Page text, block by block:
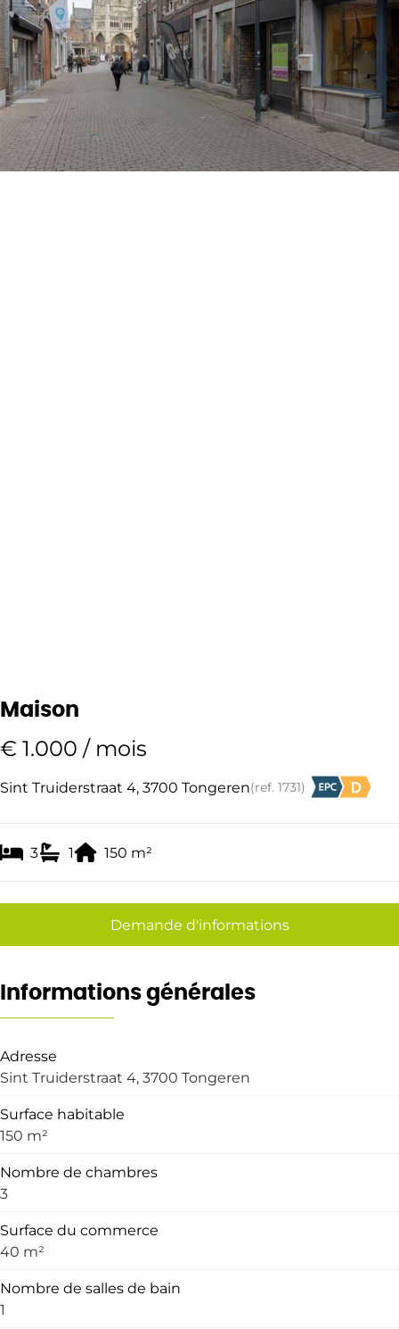
Maison
€ 1.000 / mois
Sint Truiderstraat 4, 3700 Tongeren(ref. 1731)
3 1 150 m²
Demande d'informations
Informations générales
Adresse
Sint Truiderstraat 4, 3700 Tongeren
Surface habitable
150 m²
Nombre de chambres
3
Surface du commerce
40 m²
Nombre de salles de bain
1